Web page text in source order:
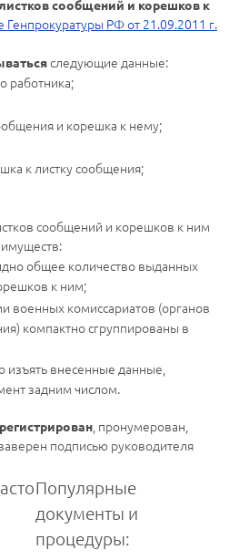
сообщений и корешков к
Генпрокуратуры РФ от 21.09.2011 г.
следующие данные:
работника;
и корешка к нему;
к листку сообщения;
сообщений и корешков к ним
общее количество выданных
к ним;
военных комиссариатов (органов
компактно сгруппированы в
внесенные данные,
задним числом.
, пронумерован,
подписью руководителя
Популярные
документы и
процедуры: